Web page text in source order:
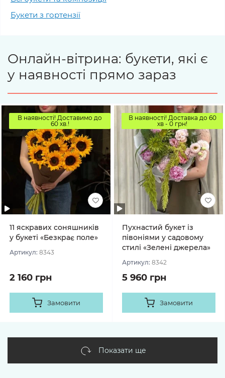
Букети з гортензії
Онлайн-вітрина: букети, які є
у наявності прямо зараз
В наявності! Доставимо до
60 хв.!
11 яскравих соняшників
у букеті «Безкрає поле»
Артикул: 8343
2 160 грн
Замовити
В наявності! Доставка до 60
хв - 0 грн!
Пухнастий букет із
півоніями у садовому
стилі «Зелені джерела»
Артикул: 8342
5 960 грн
Замовити
Показати ще